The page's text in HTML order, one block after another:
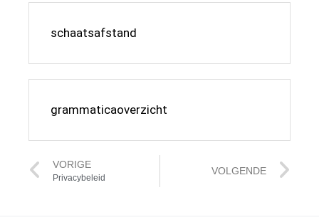
schaatsafstand
grammaticaoverzicht
VORIGE
Privacybeleid
VOLGENDE